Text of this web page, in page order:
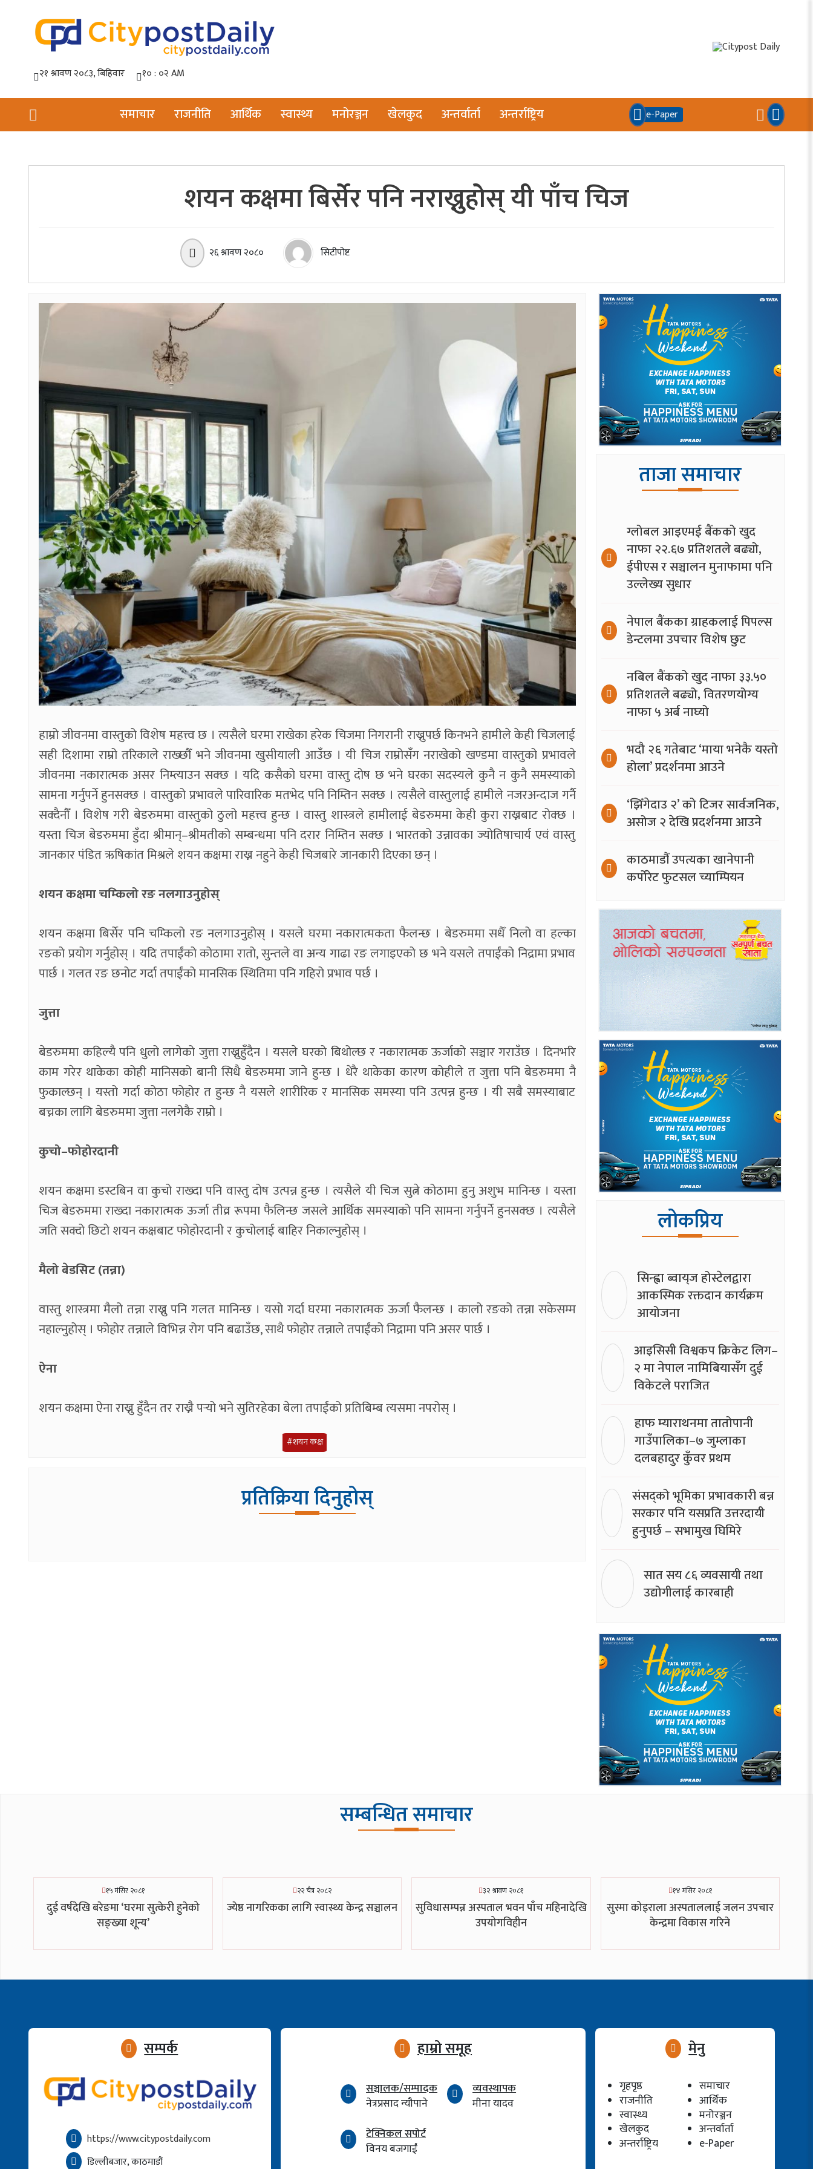
समाचार राजनीति आर्थिक स्वास्थ्य मनोरञ्जन खेलकुद अन्तर्वार्ता अन्तर्राष्ट्रिय e-Paper
शयन कक्षमा बिर्सेर पनि नराख्नुहोस् यी पाँच चिज
२६ श्रावण २०८० सिटीपोष्ट
हाम्रो जीवनमा वास्तुको विशेष महत्त्व छ । त्यसैले घरमा राखेका हरेक चिजमा निगरानी राख्नुपर्छ किनभने हामीले केही चिजलाई
सही दिशामा राम्रो तरिकाले राख्छौँ भने जीवनमा खुसीयाली आउँछ । यी चिज राम्रोसँग नराखेको खण्डमा वास्तुको प्रभावले
जीवनमा नकारात्मक असर निम्त्याउन सक्छ । यदि कसैको घरमा वास्तु दोष छ भने घरका सदस्यले कुनै न कुनै समस्याको
सामना गर्नुपर्ने हुनसक्छ । वास्तुको प्रभावले पारिवारिक मतभेद पनि निम्तिन सक्छ । त्यसैले वास्तुलाई हामीले नजरअन्दाज गर्नै
सक्दैनौँ । विशेष गरी बेडरुममा वास्तुको ठुलो महत्त्व हुन्छ । वास्तु शास्त्रले हामीलाई बेडरुममा केही कुरा राख्नबाट रोक्छ ।
यस्ता चिज बेडरुममा हुँदा श्रीमान्–श्रीमतीको सम्बन्धमा पनि दरार निम्तिन सक्छ । भारतको उन्नावका ज्योतिषाचार्य एवं वास्तु
जानकार पंडित ऋषिकांत मिश्रले शयन कक्षमा राख्न नहुने केही चिजबारे जानकारी दिएका छन् ।
शयन कक्षमा चम्किलो रङ नलगाउनुहोस्
शयन कक्षमा बिर्सेर पनि चम्किलो रङ नलगाउनुहोस् । यसले घरमा नकारात्मकता फैलन्छ । बेडरुममा सधैँ निलो वा हल्का
रङको प्रयोग गर्नुहोस् । यदि तपाईंको कोठामा रातो, सुन्तले वा अन्य गाढा रङ लगाइएको छ भने यसले तपाईंको निद्रामा प्रभाव
पार्छ । गलत रङ छनोट गर्दा तपाईंको मानसिक स्थितिमा पनि गहिरो प्रभाव पर्छ ।
जुत्ता
बेडरुममा कहिल्यै पनि धुलो लागेको जुत्ता राख्नुहुँदैन । यसले घरको बिथोल्छ र नकारात्मक ऊर्जाको सञ्चार गराउँछ । दिनभरि
काम गरेर थाकेका कोही मानिसको बानी सिधै बेडरुममा जाने हुन्छ । धेरै थाकेका कारण कोहीले त जुत्ता पनि बेडरुममा नै
फुकाल्छन् । यस्तो गर्दा कोठा फोहोर त हुन्छ नै यसले शारीरिक र मानसिक समस्या पनि उत्पन्न हुन्छ । यी सबै समस्याबाट
बच्नका लागि बेडरुममा जुत्ता नलगेकै राम्रो ।
कुचो–फोहोरदानी
शयन कक्षमा डस्टबिन वा कुचो राख्दा पनि वास्तु दोष उत्पन्न हुन्छ । त्यसैले यी चिज सुत्ने कोठामा हुनु अशुभ मानिन्छ । यस्ता
चिज बेडरुममा राख्दा नकारात्मक ऊर्जा तीव्र रूपमा फैलिन्छ जसले आर्थिक समस्याको पनि सामना गर्नुपर्ने हुनसक्छ । त्यसैले
जति सक्दो छिटो शयन कक्षबाट फोहोरदानी र कुचोलाई बाहिर निकाल्नुहोस् ।
मैलो बेडसिट (तन्ना)
वास्तु शास्त्रमा मैलो तन्ना राख्नु पनि गलत मानिन्छ । यसो गर्दा घरमा नकारात्मक ऊर्जा फैलन्छ । कालो रङको तन्ना सकेसम्म
नहाल्नुहोस् । फोहोर तन्नाले विभिन्न रोग पनि बढाउँछ, साथै फोहोर तन्नाले तपाईंको निद्रामा पनि असर पार्छ ।
ऐना
शयन कक्षमा ऐना राख्नु हुँदैन तर राख्नै पर्‍यो भने सुतिरहेका बेला तपाईंको प्रतिबिम्ब त्यसमा नपरोस् ।
#शयन कक्ष
प्रतिक्रिया दिनुहोस्
ताजा समाचार
ग्लोबल आइएमई बैंकको खुद
नाफा २२.६७ प्रतिशतले बढ्यो,
ईपीएस र सञ्चालन मुनाफामा पनि
उल्लेख्य सुधार
नेपाल बैंकका ग्राहकलाई पिपल्स
डेन्टलमा उपचार विशेष छुट
नबिल बैंकको खुद नाफा ३३.५०
प्रतिशतले बढ्यो, वितरणयोग्य
नाफा ५ अर्ब नाघ्यो
भदौ २६ गतेबाट ‘माया भनेकै यस्तो
होला’ प्रदर्शनमा आउने
‘झिँगेदाउ २’ को टिजर सार्वजनिक,
असोज २ देखि प्रदर्शनमा आउने
काठमाडौं उपत्यका खानेपानी
कर्पोरेट फुटसल च्याम्पियन
लोकप्रिय
सिन्ह्वा ब्वाय्‌ज होस्टेलद्वारा
आकस्मिक रक्तदान कार्यक्रम
आयोजना
आइसिसी विश्वकप क्रिकेट लिग–
२ मा नेपाल नामिबियासँग दुई
विकेटले पराजित
हाफ म्याराथनमा तातोपानी
गाउँपालिका–७ जुम्लाका
दलबहादुर कुँवर प्रथम
संसद्को भूमिका प्रभावकारी बन्न
सरकार पनि यसप्रति उत्तरदायी
हुनुपर्छ – सभामुख घिमिरे
सात सय ८६ व्यवसायी तथा
उद्योगीलाई कारबाही
सम्बन्धित समाचार
१५ मंसिर २०८१
दुई वर्षदेखि बरेङमा ‘घरमा सुत्केरी हुनेको
सङ्ख्या शून्य’
२२ चैत्र २०८२
ज्येष्ठ नागरिकका लागि स्वास्थ्य केन्द्र सञ्चालन
३२ श्रावण २०८१
सुविधासम्पन्न अस्पताल भवन पाँच महिनादेखि
उपयोगविहीन
१४ मंसिर २०८१
सुस्मा कोइराला अस्पताललाई जलन उपचार
केन्द्रमा विकास गरिने
सम्पर्क
https://www.citypostdaily.com
डिल्लीबजार, काठमाडौं
हाम्रो समूह
सञ्चालक/सम्पादक
नेत्रप्रसाद न्यौपाने
व्यवस्थापक
मीना यादव
टेक्निकल सपोर्ट
विनय बजगाईं
मेनु
गृहपृष्ठ
समाचार
राजनीति
आर्थिक
स्वास्थ्य
मनोरञ्जन
खेलकुद
अन्तर्वार्ता
अन्तर्राष्ट्रिय
e-Paper